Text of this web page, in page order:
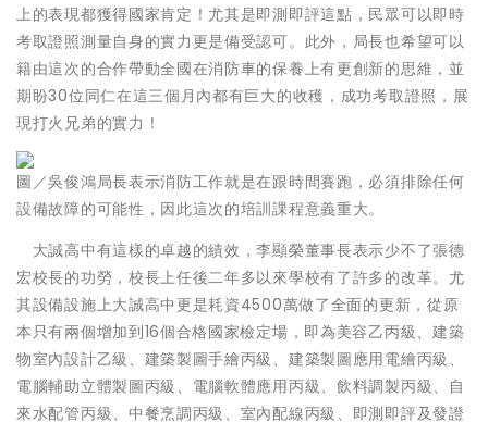
上的表現都獲得國家肯定！尤其是即測即評這點，民眾可以即時
考取證照測量自身的實力更是備受認可。此外，局長也希望可以
籍由這次的合作帶動全國在消防車的保養上有更創新的思維，並
期盼30位同仁在這三個月內都有巨大的收穫，成功考取證照，展
現打火兄弟的實力！
圖／吳俊鴻局長表示消防工作就是在跟時間賽跑，必須排除任何
設備故障的可能性，因此這次的培訓課程意義重大。
大誠高中有這樣的卓越的績效，李顯榮董事長表示少不了張德
宏校長的功勞，校長上任後二年多以來學校有了許多的改革。尤
其設備設施上大誠高中更是耗資4500萬做了全面的更新，從原
本只有兩個增加到16個合格國家檢定場，即為美容乙丙級、建築
物室內設計乙級、建築製圖手繪丙級、建築製圖應用電繪丙級、
電腦輔助立體製圖丙級、電腦軟體應用丙級、飲料調製丙級、自
來水配管丙級、中餐烹調丙級、室內配線丙級、即測即評及發證